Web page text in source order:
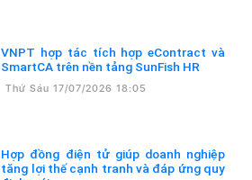
VNPT hợp tác tích hợp eContract và
SmartCA trên nền tảng SunFish HR
Thứ Sáu 17/07/2026 18:05
Hợp đồng điện tử giúp doanh nghiệp
tăng lợi thế cạnh tranh và đáp ứng quy